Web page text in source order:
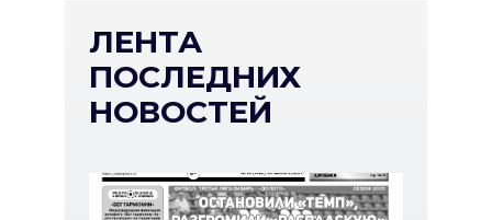
ЛЕНТА
ПОСЛЕДНИХ
НОВОСТЕЙ